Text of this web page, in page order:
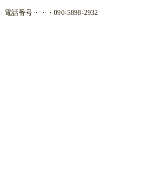
電話番号・・・090-5898-2932